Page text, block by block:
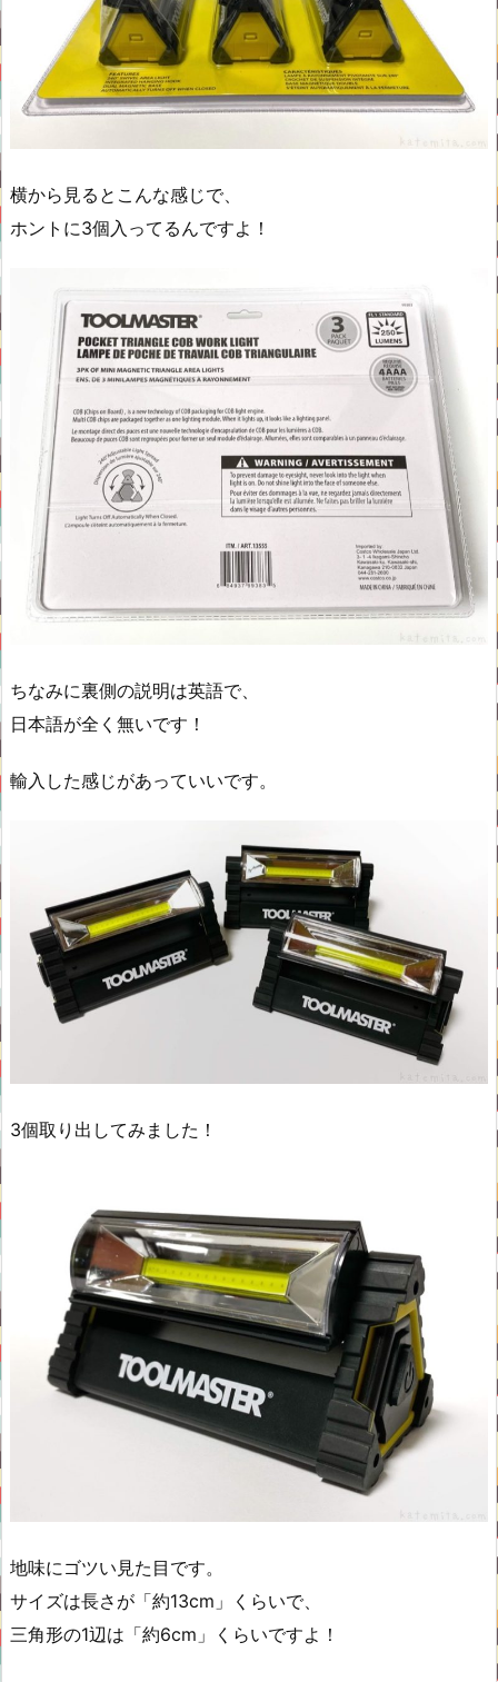
横から見るとこんな感じで、
ホントに3個入ってるんですよ！
ちなみに裏側の説明は英語で、
日本語が全く無いです！
輸入した感じがあっていいです。
3個取り出してみました！
地味にゴツい見た目です。
サイズは長さが「約13cm」くらいで、
三角形の1辺は「約6cm」くらいですよ！